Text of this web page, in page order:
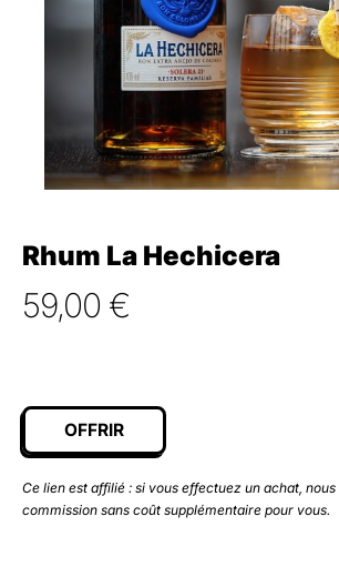
Rhum La Hechicera
59,00 €
OFFRIR
Ce lien est affilié : si vous effectuez un achat,
commission sans coût supplémentaire pour vous.